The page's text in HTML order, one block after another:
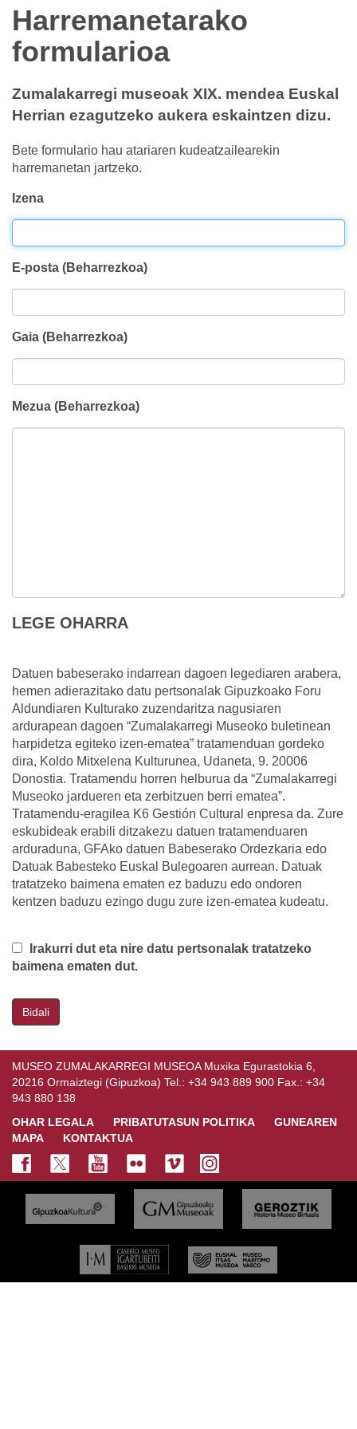
Harremanetarako
formularioa
Zumalakarregi museoak XIX. mendea Euskal
Herrian ezagutzeko aukera eskaintzen dizu.
Bete formulario hau atariaren kudeatzailearekin
harremanetan jartzeko.
Izena
E-posta (Beharrezkoa)
Gaia (Beharrezkoa)
Mezua (Beharrezkoa)
LEGE OHARRA
Datuen babeserako indarrean dagoen legediaren arabera,
hemen adierazitako datu pertsonalak Gipuzkoako Foru
Aldundiaren Kulturako zuzendaritza nagusiaren
ardurapean dagoen “Zumalakarregi Museoko buletinean
harpidetza egiteko izen-ematea” tratamenduan gordeko
dira, Koldo Mitxelena Kulturunea, Udaneta, 9. 20006
Donostia. Tratamendu horren helburua da “Zumalakarregi
Museoko jardueren eta zerbitzuen berri ematea”.
Tratamendu-eragilea K6 Gestión Cultural enpresa da. Zure
eskubideak erabili ditzakezu datuen tratamenduaren
arduraduna, GFAko datuen Babeserako Ordezkaria edo
Datuak Babesteko Euskal Bulegoaren aurrean. Datuak
tratatzeko baimena ematen ez baduzu edo ondoren
kentzen baduzu ezingo dugu zure izen-ematea kudeatu.
Irakurri dut eta nire datu pertsonalak tratatzeko
baimena ematen dut.
Bidali
MUSEO ZUMALAKARREGI MUSEOA Muxika Egurastokia 6,
20216 Ormaiztegi (Gipuzkoa) Tel.: +34 943 889 900 Fax.: +34
943 880 138
OHAR LEGALA
PRIBATUTASUN POLITIKA
GUNEAREN
MAPA
KONTAKTUA